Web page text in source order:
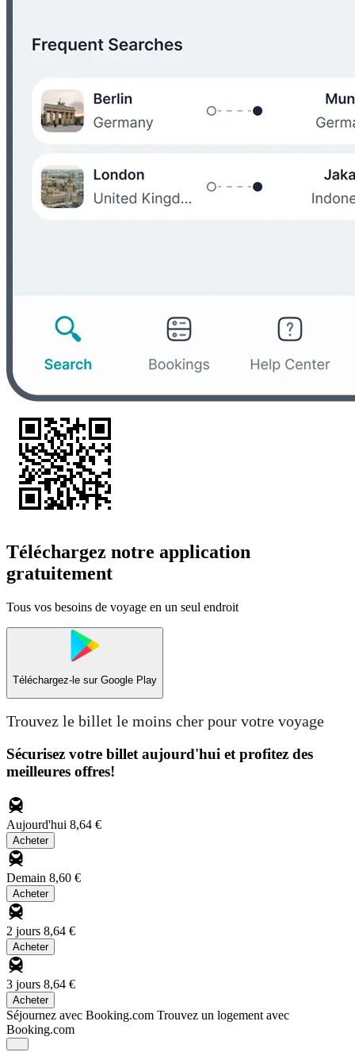
Téléchargez notre application
gratuitement
Tous vos besoins de voyage en un seul endroit
Téléchargez-le sur Google Play
Trouvez le billet le moins cher pour votre voyage
Sécurisez votre billet aujourd'hui et profitez des
meilleures offres!
Aujourd'hui 8,64 €
Acheter
Demain 8,60 €
Acheter
2 jours 8,64 €
Acheter
3 jours 8,64 €
Acheter
Séjournez avec Booking.com Trouvez un logement avec
Booking.com